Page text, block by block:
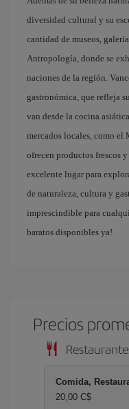
diversidad cultural y su
cantidad de museos,
Antropología, donde se
naciones de la región.
gastronómica, que refleja
van desde la cocina
mercados locales, como
ofrecen productos frescos
excelente lugar para
de naturaleza, cultura y
imprescindible para
baratos disponibles ya!
Precios
Comida,
20,00 C$